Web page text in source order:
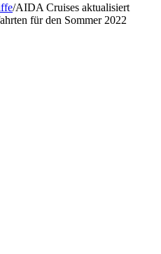
/AIDA Cruises aktualisiert
für den Sommer 2022